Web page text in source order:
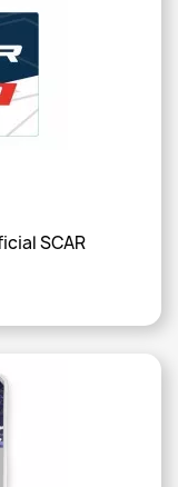
SCAR